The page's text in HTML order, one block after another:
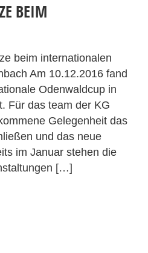
BEIM
beim internationalen
Am 10.12.2016 fand
Odenwaldcup in
Für das team der KG
Gelegenheit das
und das neue
im Januar stehen die
[…]